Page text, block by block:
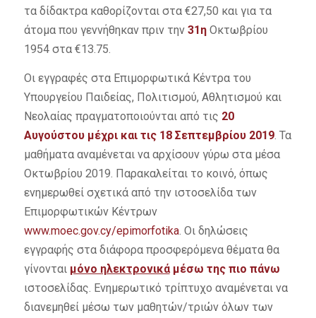
τα δίδακτρα καθορίζονται στα €27,50 και για τα
άτομα που γεννήθηκαν πριν την 31η Οκτωβρίου
1954 στα €13.75.
Οι εγγραφές στα Επιμορφωτικά Κέντρα του
Υπουργείου Παιδείας, Πολιτισμού, Αθλητισμού και
Νεολαίας πραγματοποιούνται από τις 20
Αυγούστου μέχρι και τις 18 Σεπτεμβρίου 2019. Τα
μαθήματα αναμένεται να αρχίσουν γύρω στα μέσα
Οκτωβρίου 2019. Παρακαλείται το κοινό, όπως
ενημερωθεί σχετικά από την ιστοσελίδα των
Επιμορφωτικών Κέντρων
www.moec.gov.cy/epimorfotika. Oι δηλώσεις
εγγραφής στα διάφορα προσφερόμενα θέματα θα
γίνονται μόνο ηλεκτρονικάμέσω της πιο πάνω
ιστοσελίδας. Ενημερωτικό τρίπτυχο αναμένεται να
διανεμηθεί μέσω των μαθητών/τριών όλων των